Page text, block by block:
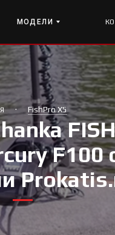
МОДЕЛИ
· FishPro X5
F100